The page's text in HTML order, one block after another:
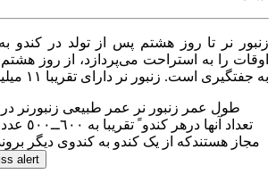
زنبور نر تا روز هشتم پس از تولد در کندو
اوقات را به استراحت می‌پردازد، از روز هشتم
به جفتگيری است. زنبور نر دارای تقريبا ١١ ميليون اسپرم است.
طول عمر زنبور نر
تعداد
مجاز هستندکه از يک کندو به کندوی ديگر
alert